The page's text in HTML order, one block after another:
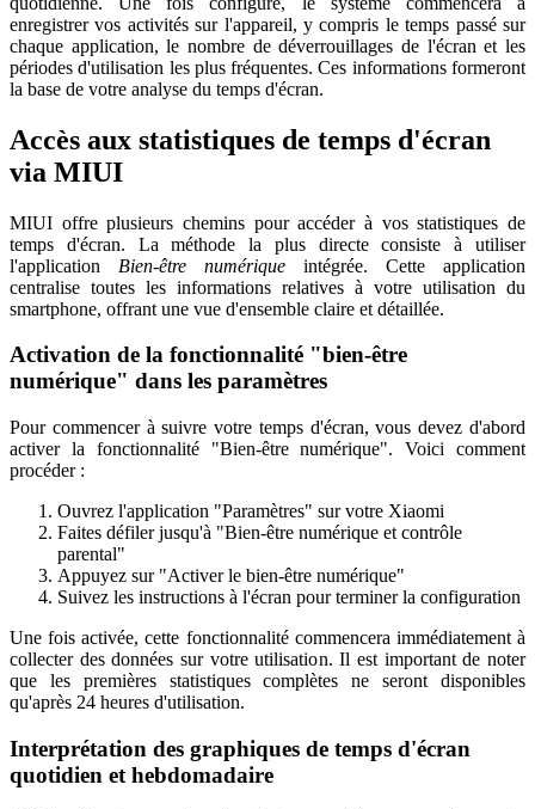
enregistrer vos activités sur l'appareil, y compris le temps passé sur
chaque application, le nombre de déverrouillages de l'écran et les
périodes d'utilisation les plus fréquentes. Ces informations formeront
la base de votre analyse du temps d'écran.
Accès aux statistiques de temps d'écran
via MIUI
MIUI offre plusieurs chemins pour accéder à vos statistiques de
temps d'écran. La méthode la plus directe consiste à utiliser
l'application Bien-être numérique intégrée. Cette application
centralise toutes les informations relatives à votre utilisation du
smartphone, offrant une vue d'ensemble claire et détaillée.
Activation de la fonctionnalité "bien-être
numérique" dans les paramètres
Pour commencer à suivre votre temps d'écran, vous devez d'abord
activer la fonctionnalité "Bien-être numérique". Voici comment
procéder :
Ouvrez l'application "Paramètres" sur votre Xiaomi
Faites défiler jusqu'à "Bien-être numérique et contrôle
parental"
Appuyez sur "Activer le bien-être numérique"
Suivez les instructions à l'écran pour terminer la configuration
Une fois activée, cette fonctionnalité commencera immédiatement à
collecter des données sur votre utilisation. Il est important de noter
que les premières statistiques complètes ne seront disponibles
qu'après 24 heures d'utilisation.
Interprétation des graphiques de temps d'écran
quotidien et hebdomadaire